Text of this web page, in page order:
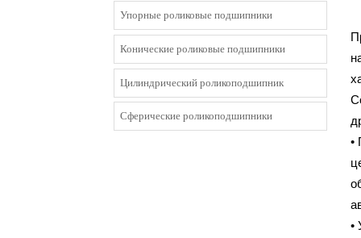
Упорные роликовые подшипники
Конические роликовые подшипники
Цилиндрический роликоподшипник
Сферические роликоподшипники
•
•